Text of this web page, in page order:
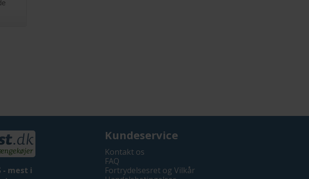
- mest i
Kundeservice
Kontakt os
FAQ
Fortrydelsesret og Vilkår